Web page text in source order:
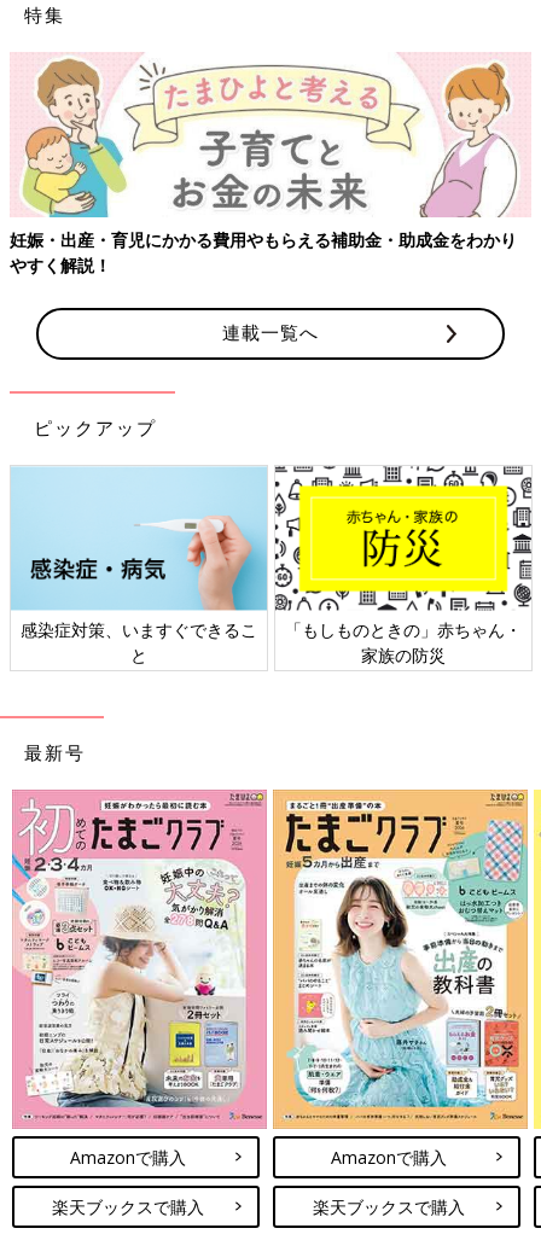
特集
【ワクチン接種できるものも】妊婦の感染症対策、知っておいて！
連載一覧へ
ピックアップ
日本外来小児科学会リーフレッ
ト検討会
六星占術 細木かおりさんの人生
相談
最新号
Amazonで購入
楽天ブックスで購入
Amazonで購入
楽天ブックスで購入